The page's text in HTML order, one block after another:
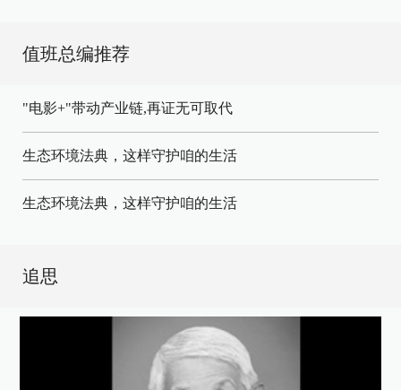
值班总编推荐
"电影+"带动产业链,再证无可取代
生态环境法典，这样守护咱的生活
生态环境法典，这样守护咱的生活
追思